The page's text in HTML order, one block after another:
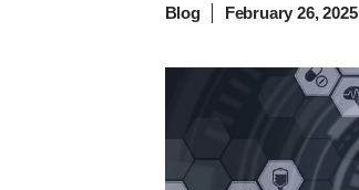
Blog February 26, 2025